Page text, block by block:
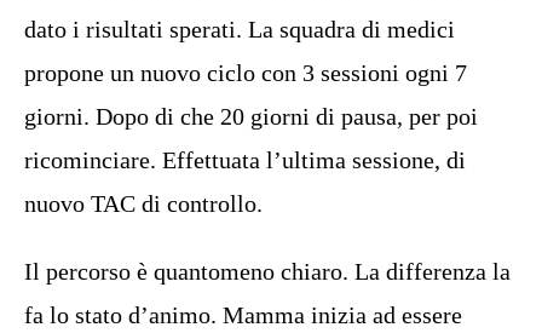
dato i risultati sperati. La squadra di medici
propone un nuovo ciclo con 3 sessioni ogni 7
giorni. Dopo di che 20 giorni di pausa, per poi
ricominciare. Effettuata l’ultima sessione, di
nuovo TAC di controllo.
Il percorso è quantomeno chiaro. La differenza la
fa lo stato d’animo. Mamma inizia ad essere